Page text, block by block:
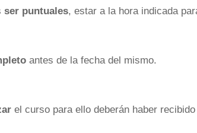
ser puntuales, estar a la hora indicada
antes de la fecha del mismo.
el curso para ello deberán haber